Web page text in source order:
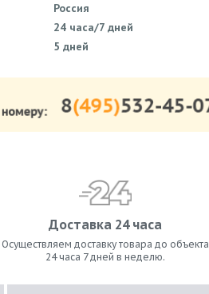
Россия
24 часа/7 дней
5 дней
Доставка 24 часа
Осуществляем доставку товара до объекта
24 часа 7 дней в неделю.